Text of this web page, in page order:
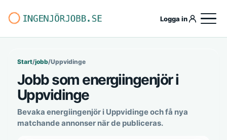
Logga in
Start/jobb/Uppvidinge
Jobb som energiingenjör i
Uppvidinge
Bevaka energiingenjör i Uppvidinge och få nya
matchande annonser när de publiceras.